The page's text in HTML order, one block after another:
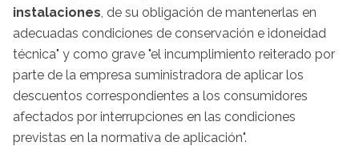
instalaciones , de su obligación de mantenerlas en
adecuadas condiciones de conservación e idoneidad
técnica" y como grave "el incumplimiento reiterado por
parte de la empresa suministradora de aplicar los
descuentos correspondientes a los consumidores
afectados por interrupciones en las condiciones
previstas en la normativa de aplicación".